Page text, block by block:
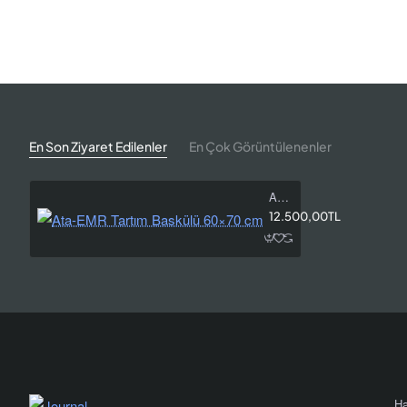
Genel Teknik Bilgiler
Ürün Grubu
Platform
En Son Ziyaret Edilenler En Çok Görüntülenenler
Ata-EMR Tartım Baskülü 60×70 cm
12.500,00TL